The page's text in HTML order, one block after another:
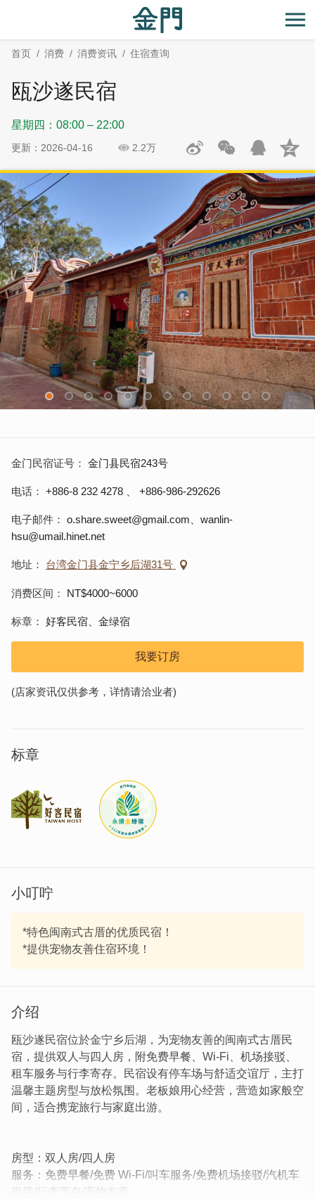
主
开
首页 消费 消费资讯 住宿查询
瓯沙遂民宿
星期四：08:00 – 22:00
更新：2026-04-16 2.2万
社
金门民宿证号 金门县民宿243号
电话 +886-8 232 4278 +886-986-292626
电子邮件
o.share.sweet@gmail.com、wanlin-
hsu@umail.hinet.net
地址 台湾金门县金宁乡后湖31号
消费区间 NT$4000~6000
标章 好客民宿、金绿宿
我要订房
(店家资讯仅供参考，详情请洽业者)
标章
小叮咛
*特色闽南式古厝的优质民宿！
*提供宠物友善住宿环境！
介绍
瓯沙遂民宿位於金宁乡后湖，为宠物友善的闽南式古厝民
宿，提供双人与四人房，附免费早餐、Wi-Fi、机场接驳、
租车服务与行李寄存。民宿设有停车场与舒适交谊厅，主打
温馨主题房型与放松氛围。老板娘用心经营，营造如家般空
间，适合携宠旅行与家庭出游。
房型：双人房/四人房
服务：免费早餐/免费 Wi-Fi/叫车服务/免费机场接驳/汽机车
租赁/行李寄存/宠物友善